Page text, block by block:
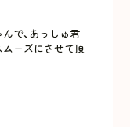
で、あっしゅ君
ーズにさせて頂